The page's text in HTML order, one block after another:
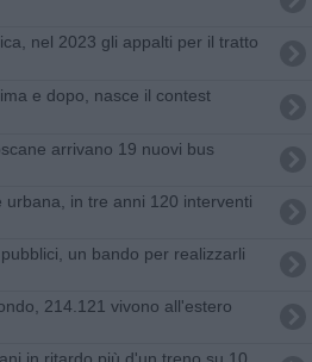
nel 2023 gli appalti per il tratto
e dopo, nasce il contest
arrivano 19 nuovi bus
urbana, in tre anni 120 interventi
un bando per realizzarli
214.121 vivono all'estero
in ritardo più d'un treno su 10